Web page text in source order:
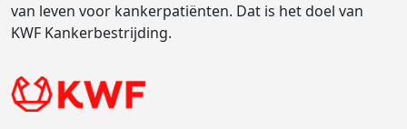
van leven voor kankerpatiënten. Dat is het doel van
KWF Kankerbestrijding.